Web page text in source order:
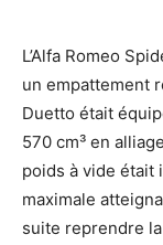
L’Alfa Romeo
un empattement
Duetto était
570 cm³ en
poids à vide était
maximale
suite reprendre